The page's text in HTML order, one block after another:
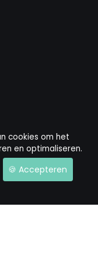
cookies om het
en optimaliseren.
🍪 Accepteren